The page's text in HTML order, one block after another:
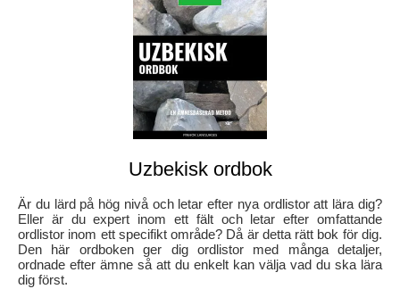
Uzbekisk ordbok
Är du lärd på hög nivå och letar efter nya ordlistor att lära dig?
Eller är du expert inom ett fält och letar efter omfattande
ordlistor inom ett specifikt område? Då är detta rätt bok för dig.
Den här ordboken ger dig ordlistor med många detaljer,
ordnade efter ämne så att du enkelt kan välja vad du ska lära
dig först.